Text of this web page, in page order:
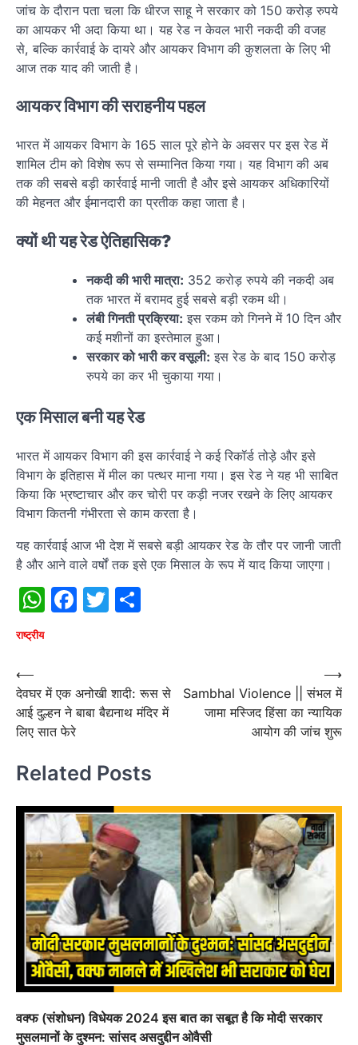
जांच के दौरान पता चला कि धीरज साहू ने सरकार को 150 करोड़ रुपये
का आयकर भी अदा किया था। यह रेड न केवल भारी नकदी की वजह
से, बल्कि कार्रवाई के दायरे और आयकर विभाग की कुशलता के लिए भी
आज तक याद की जाती है।
आयकर विभाग की सराहनीय पहल
भारत में आयकर विभाग के 165 साल पूरे होने के अवसर पर इस रेड में
शामिल टीम को विशेष रूप से सम्मानित किया गया। यह विभाग की अब
तक की सबसे बड़ी कार्रवाई मानी जाती है और इसे आयकर अधिकारियों
की मेहनत और ईमानदारी का प्रतीक कहा जाता है।
क्यों थी यह रेड ऐतिहासिक?
नकदी की भारी मात्रा: 352 करोड़ रुपये की नकदी अब
तक भारत में बरामद हुई सबसे बड़ी रकम थी।
लंबी गिनती प्रक्रिया: इस रकम को गिनने में 10 दिन और
कई मशीनों का इस्तेमाल हुआ।
सरकार को भारी कर वसूली: इस रेड के बाद 150 करोड़
रुपये का कर भी चुकाया गया।
एक मिसाल बनी यह रेड
भारत में आयकर विभाग की इस कार्रवाई ने कई रिकॉर्ड तोड़े और इसे
विभाग के इतिहास में मील का पत्थर माना गया। इस रेड ने यह भी साबित
किया कि भ्रष्टाचार और कर चोरी पर कड़ी नजर रखने के लिए आयकर
विभाग कितनी गंभीरता से काम करता है।
यह कार्रवाई आज भी देश में सबसे बड़ी आयकर रेड के तौर पर जानी जाती
है और आने वाले वर्षों तक इसे एक मिसाल के रूप में याद किया जाएगा।
WhatsApp
Facebook
Twitter
राष्‍ट्रीय
Post
navigation
⟵
देवघर में एक अनोखी शादी: रूस से
आई दुल्हन ने बाबा बैद्यनाथ मंदिर में
लिए सात फेरे
Sambhal Violence || संभल में
जामा मस्जिद हिंसा का न्यायिक
आयोग की जांच शुरू
⟶
Related Posts
वक्फ (संशोधन) विधेयक 2024 इस बात का सबूत है कि मोदी सरकार
मुसलमानों के दुश्मन: सांसद असदुद्दीन ओवैसी